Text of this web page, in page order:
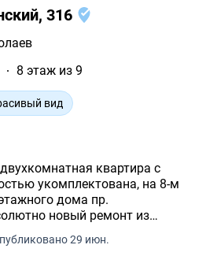
316
8 этаж из 9
вид
квартира с
укомплектована, на 8-м
дома пр.
новый ремонт из
Полностью заменена
и система отопления. На
29 июн.